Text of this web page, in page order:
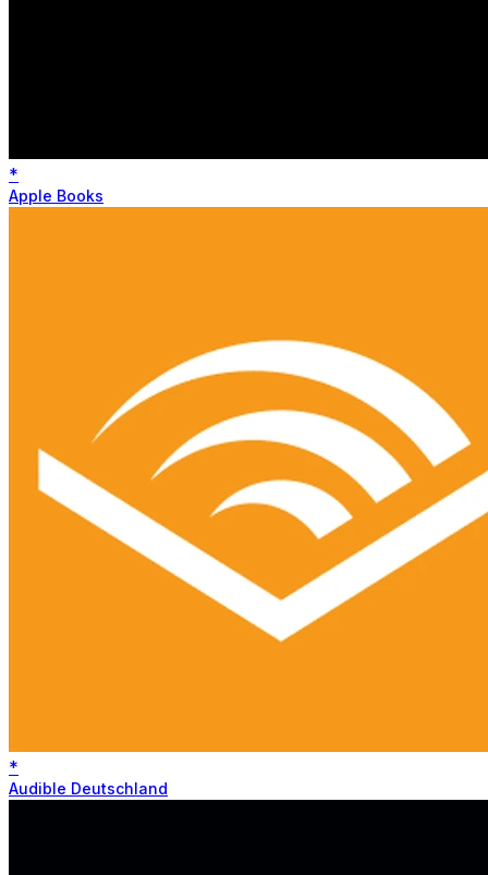
*
Apple Books
*
Audible Deutschland